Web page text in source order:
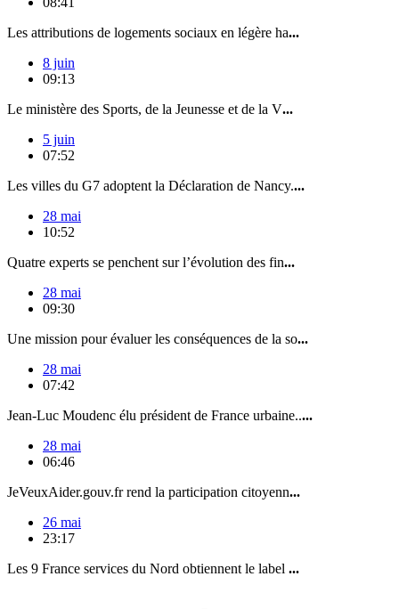
Les attributions de logements sociaux en légère ha...
8 juin
09:13
Le ministère des Sports, de la Jeunesse et de la V...
5 juin
07:52
Les villes du G7 adoptent la Déclaration de Nancy....
28 mai
10:52
Quatre experts se penchent sur l’évolution des fin...
28 mai
09:30
Une mission pour évaluer les conséquences de la so...
28 mai
07:42
Jean-Luc Moudenc élu président de France urbaine.....
28 mai
06:46
JeVeuxAider.gouv.fr rend la participation citoyenn...
26 mai
23:17
Les 9 France services du Nord obtiennent le label ...